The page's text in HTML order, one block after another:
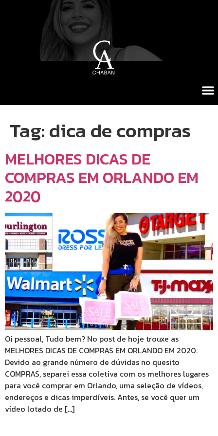
Tag: dica de compras
MELHORES DICAS DE
COMPRAS EM ORLANDO EM
2020
Oi pessoal, Tudo bem? No post de hoje trouxe as
MELHORES DICAS DE COMPRAS EM ORLANDO EM 2020.
Devido ao grande número de dúvidas no quesito
COMPRAS, separei essa coletiva com os melhores lugares
para você comprar em Orlando, uma seleção de vídeos,
endereços e dicas imperdíveis. Antes, se você quer um
vídeo lotado de […]